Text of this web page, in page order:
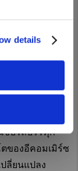
details
ริการที่โลก
วามท้าทาย
ขับรถบรรทุก
ของอีคอมเมิร์ซ
ลี่ยนแปลง